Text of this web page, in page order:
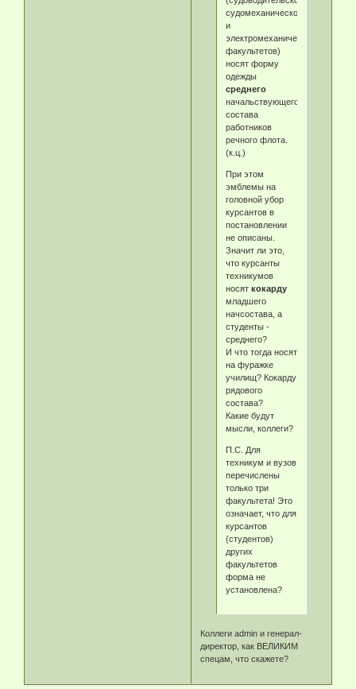
судомеханического
и
электромеханического
факультетов)
носят форму
одежды
среднего
начальствующего
состава
работников
речного флота.
(к.ц.)
При этом
эмблемы на
головной убор
курсантов в
постановлении
не описаны.
Значит ли это,
что курсанты
техникумов
носят кокарду
младшего
начсостава, а
студенты -
среднего?
И что тогда носят
на фуражке
училищ? Кокарду
рядового
состава?
Какие будут
мысли, коллеги?
П.С. Для
техникум и вузов
перечислены
только три
факультета! Это
означает, что для
курсантов
(студентов)
других
факультетов
форма не
установлена?
Коллеги admin и генерал-
директор, как ВЕЛИКИМ
спецам, что скажете?